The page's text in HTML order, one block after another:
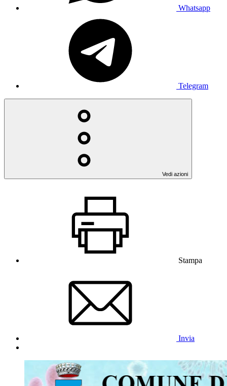
Whatsapp
Telegram
Vedi azioni
Stampa
Invia